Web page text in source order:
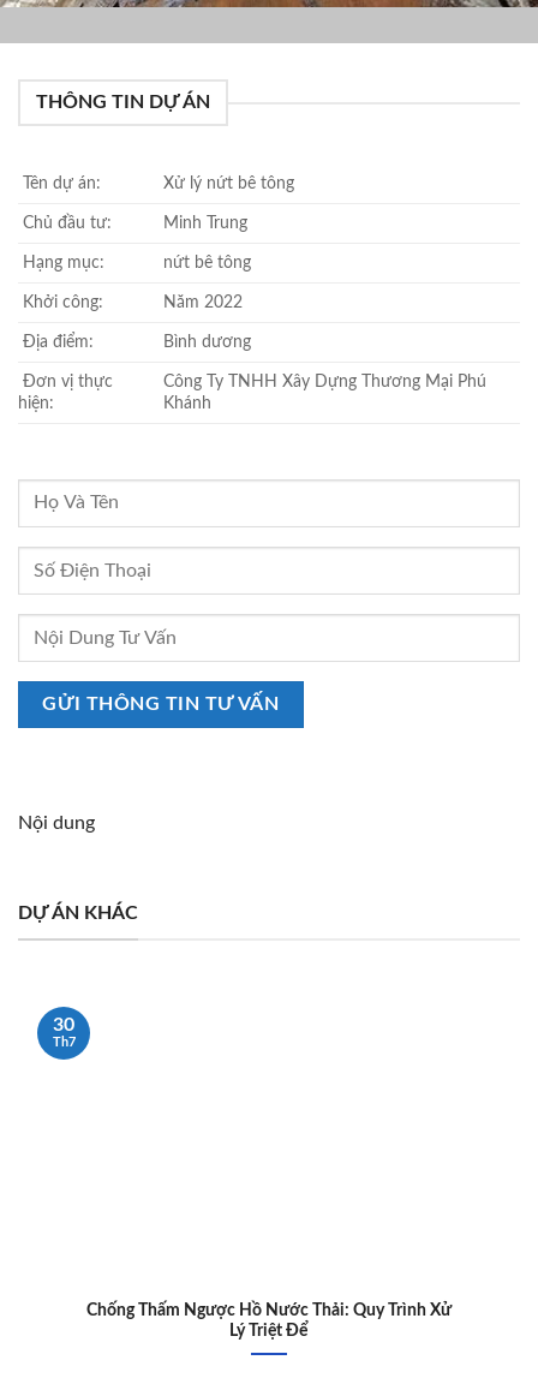
THÔNG TIN DỰ ÁN
Tên dự án: Xử lý nứt bê tông
Chủ đầu tư: Minh Trung
Hạng mục: nứt bê tông
Khởi công: Năm 2022
Địa điểm: Bình dương
Đơn vị thực
hiện:
Công Ty TNHH Xây Dựng Thương Mại Phú
Khánh
Nội dung
DỰ ÁN KHÁC
Chống Thấm Ngược Hồ Nước Thải: Quy Trình Xử
Lý Triệt Để
30
Th7